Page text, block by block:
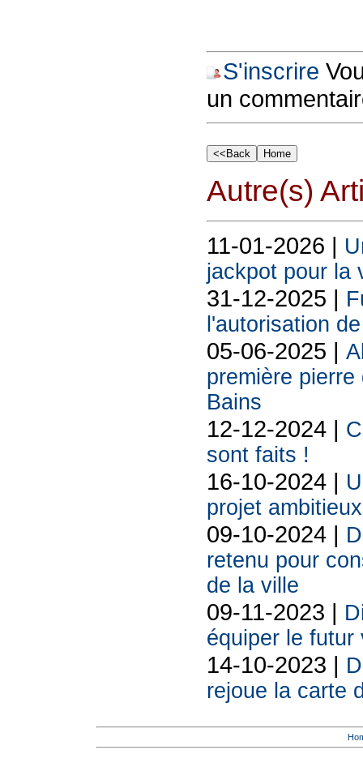
S'inscrire
un
Autre(s)
11-01-2026 |
jackpot pour la
31-12-2025 |
l'autorisation
05-06-2025 |
première
Bains
12-12-2024 |
sont faits !
16-10-2024 |
projet
09-10-2024 |
retenu pour
de la ville
09-11-2023 |
équiper le futur
14-10-2023 |
rejoue la carte